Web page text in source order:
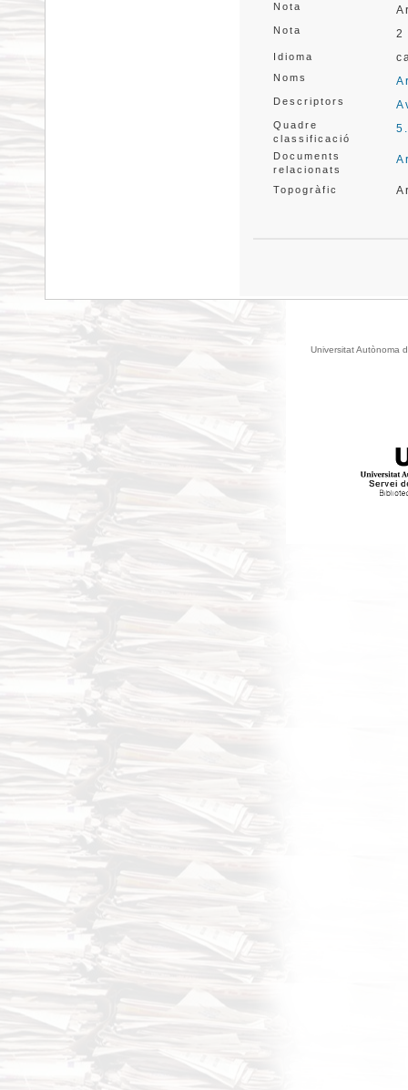
Nota
Nota 2
Idioma
Noms
Descriptors
Quadre
classificació
Documents
relacionats
Topogràfic
Universitat Autònoma